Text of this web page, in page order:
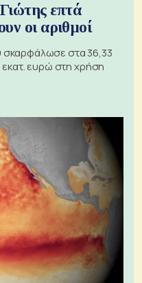
επτά
οι αριθμοί
σκαρφάλωσε στα 36,33
εκατ. ευρώ στη χρήση